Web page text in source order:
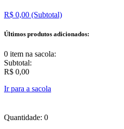
R$ 0,00 (Subtotal)
Últimos produtos adicionados:
0 item na sacola:
Subtotal:
R$ 0,00
Ir para a sacola
Quantidade: 0